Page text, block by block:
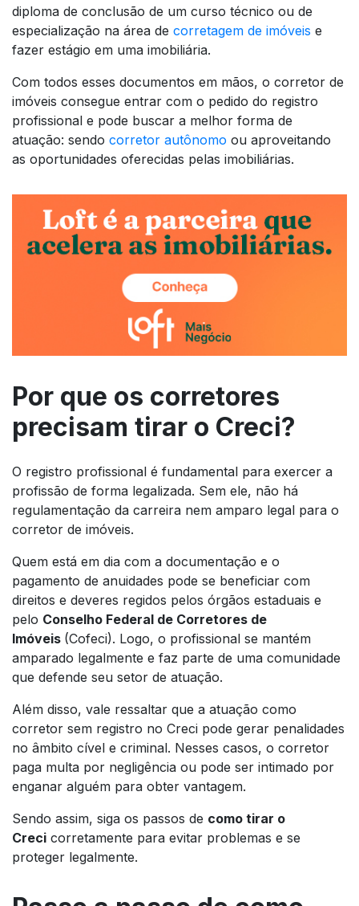
diploma de conclusão de um curso técnico ou de
especialização na área de corretagem de imóveis e
fazer estágio em uma imobiliária.
Com todos esses documentos em mãos, o corretor de
imóveis consegue entrar com o pedido do registro
profissional e pode buscar a melhor forma de
atuação: sendo corretor autônomo ou aproveitando
as oportunidades oferecidas pelas imobiliárias.
Por que os corretores
precisam tirar o Creci?
O registro profissional é fundamental para exercer a
profissão de forma legalizada. Sem ele, não há
regulamentação da carreira nem amparo legal para o
corretor de imóveis.
Quem está em dia com a documentação e o
pagamento de anuidades pode se beneficiar com
direitos e deveres regidos pelos órgãos estaduais e
pelo Conselho Federal de Corretores de
Imóveis (Cofeci). Logo, o profissional se mantém
amparado legalmente e faz parte de uma comunidade
que defende seu setor de atuação.
Além disso, vale ressaltar que a atuação como
corretor sem registro no Creci pode gerar penalidades
no âmbito cível e criminal. Nesses casos, o corretor
paga multa por negligência ou pode ser intimado por
enganar alguém para obter vantagem.
Sendo assim, siga os passos de como tirar o
Creci corretamente para evitar problemas e se
proteger legalmente.